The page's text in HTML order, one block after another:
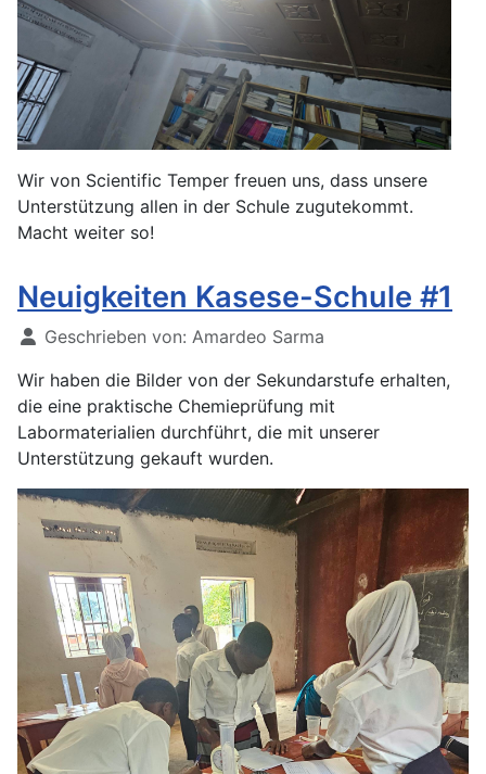
Wir von Scientific Temper freuen uns, dass unsere
Unterstützung allen in der Schule zugutekommt.
Macht weiter so!
Neuigkeiten Kasese-Schule #1
Geschrieben von: Amardeo Sarma
Wir haben die Bilder von der Sekundarstufe erhalten,
die eine praktische Chemieprüfung mit
Labormaterialien durchführt, die mit unserer
Unterstützung gekauft wurden.